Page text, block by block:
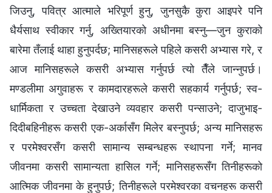
जिउनु, पवित्र आत्माले भरिपूर्ण हुनु, जुनसुकै कुरा आइपरे पनि
धैर्यसाथ स्वीकार गर्नु, अख्तियारको अधीनमा बस्नु—जुन कुराको
बारेमा तँलाई थाहा हुनुपर्दछ; मानिसहरूले पहिले कसरी अभ्यास गरे, र
आज मानिसहरूले कसरी अभ्यास गर्नुपर्छ त्यो तैँले जान्नुपर्छ।
मण्डलीमा अगुवाहरू र कामदारहरूले कसरी सहकार्य गर्नुपर्छ; स्व-
धार्मिकता र उच्चता देखाउने व्यवहार कसरी पन्साउने; दाजुभाइ-
दिदीबहिनीहरू कसरी एक-अर्कासँग मिलेर बस्नुपर्छ; अन्य मानिसहरू
र परमेश्‍वरसँग कसरी सामान्य सम्बन्धहरू स्थापना गर्ने; मानव
जीवनमा कसरी सामान्यता हासिल गर्ने; मानिसहरूसँग तिनीहरूको
आत्मिक जीवनमा के हुनुपर्छ; तिनीहरूले परमेश्‍वरका वचनहरू कसरी